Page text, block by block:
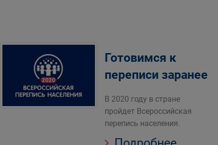
Готовимся к
переписи заранее
В 2020 году в стране
пройдет Всероссийская
перепись населения.